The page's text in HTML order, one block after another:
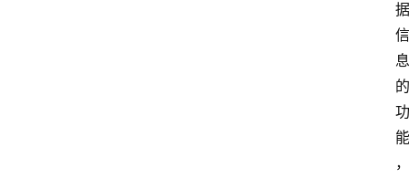
据
信
息
的
功
能
，